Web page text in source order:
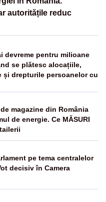
autoritățile reduc
devreme pentru milioane
se plătesc alocațiile,
și drepturile persoanelor cu
magazine din România
de energie. Ce MĂSURI
pe tema centralelor
decisiv în Camera